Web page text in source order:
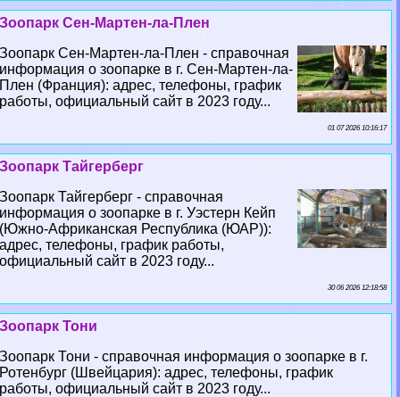
Зоопарк Сен-Мартен-ла-Плен
Зоопарк Сен-Мартен-ла-Плен - справочная
информация о зоопарке в г. Сен-Мартен-ла-
Плен (Франция): адрес, телефоны, график
работы, официальный сайт в 2023 году...
01 07 2026 10:16:17
Зоопарк Тайгерберг
Зоопарк Тайгерберг - справочная
информация о зоопарке в г. Уэстерн Кейп
(Южно-Африканская Республика (ЮАР)):
адрес, телефоны, график работы,
официальный сайт в 2023 году...
30 06 2026 12:18:58
Зоопарк Тони
Зоопарк Тони - справочная информация о зоопарке в г.
Ротенбург (Швейцария): адрес, телефоны, график
работы, официальный сайт в 2023 году...